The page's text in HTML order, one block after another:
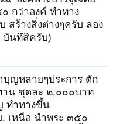
กว่าองค์ ทำทาง
สร้างสิ่งต่างๆครับ ลอง
บันทึสิครับ)
บุญหลายๆประการ ตัก
น ชุดละ ๒,๐๐๐บาท
ทำทางขึ้น
เหนือ นำพระ ๓๕๐